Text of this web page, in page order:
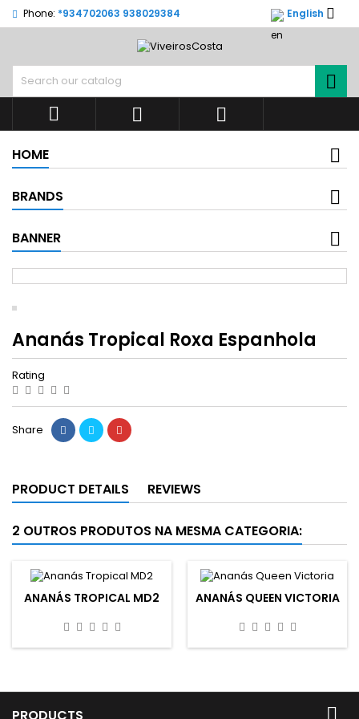
Phone: *934702063 938029384 English 


 
HOME
BRANDS
BANNER
Ananás Tropical Roxa Espanhola
Rating
Share
PRODUCT DETAILS REVIEWS
2 OUTROS PRODUTOS NA MESMA CATEGORIA:
ANANÁS TROPICAL MD2 ANANÁS QUEEN VICTORIA
PRODUCTS 